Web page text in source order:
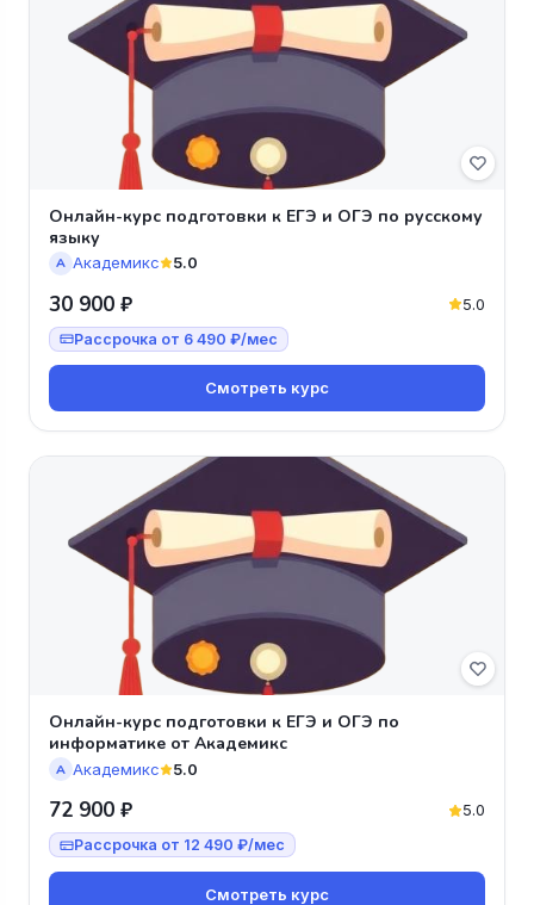
Онлайн-курс подготовки к ЕГЭ и ОГЭ по русскому
языку
А Академикс 5.0
30 900 ₽ 5.0
Рассрочка от 6 490 ₽/мес
Смотреть курс
Онлайн-курс подготовки к ЕГЭ и ОГЭ по
информатике от Академикс
А Академикс 5.0
72 900 ₽ 5.0
Рассрочка от 12 490 ₽/мес
Смотреть курс